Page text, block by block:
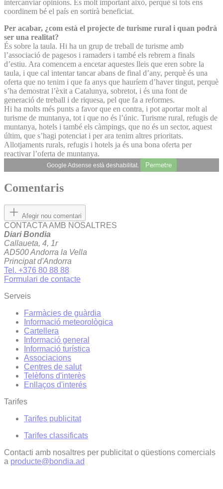
intercanviar opinions. És molt important això, perquè si tots ens
coordinem bé el país en sortirà beneficiat.
Per acabar, ¿com està el projecte de turisme rural i quan podrà
ser una realitat?
És sobre la taula. Hi ha un grup de treball de turisme amb
l’associació de pagesos i ramaders i també els rebrem a finals
d’estiu. Ara comencem a encetar aquestes lleis que eren sobre la
taula, i que cal intentar tancar abans de final d’any, perquè és una
oferta que no tenim i que fa anys que hauríem d’haver tingut, perquè
s’ha demostrat l’èxit a Catalunya, sobretot, i és una font de
generació de treball i de riquesa, pel que fa a reformes.
Hi ha molts més punts a favor que en contra, i pot aportar molt al
turisme de muntanya, tot i que no és l’únic. Turisme rural, refugis de
muntanya, hotels i també els càmpings, que no és un sector, aquest
últim, que s’hagi potenciat i per ara tenim altres prioritats.
Allotjaments rurals, refugis i hotels ja és una bona oferta per
reactivar l’oferta de muntanya.
Google Adsense està deshabilitat. Permetre
Comentaris
Afegir nou comentari
CONTACTA AMB NOSALTRES
Diari Bondia
Callaueta, 4, 1r
AD500 Andorra la Vella
Principat d'Andorra
Tel. +376 80 88 88
Formulari de contacte
Serveis
Farmàcies de guàrdia
Informació meteorològica
Cartellera
Informació general
Informació turística
Associacions
Centres de salut
Telèfons d'interès
Enllaços d'interés
Tarifes
Tarifes publicitat
Tarifes classificats
Contacti amb nosaltres per publicitat o qüestions comercials
a producte@bondia.ad